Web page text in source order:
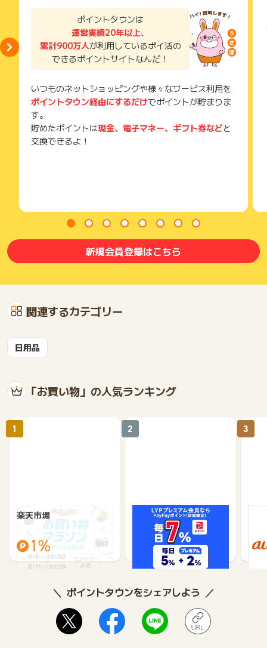
了などのメールは、ポイント獲得するまで必ず保管してくださ
獲得待ち・獲得失敗の状態でお問い合わせされる際に、該当の
メールを送っていただく場合がございます。
そのため、紛失・破棄された場合は対応いたしかねますので、
ご注意ください。
(※) SafariやChromeなどwebサイトを表示するアプリのこと
ポイントタウンは
運営実績20年以上、
累計900万人が利用しているポイ活の
できるポイントサイトなんだ！
いつものネットショッピングや様々なサービス利用を
ポイントタウン経由にするだけでポイントが貯まりま
す。
貯めたポイントは現金、電子マネー、ギフト券などと
交換できるよ！
新規会員登録はこちら
関連するカテゴリー
日用品
「お買い物」の人気ランキング
楽天市場
1%
1
Yahoo!ショッピング
1%
2 3
ポイントタウンをシェアしよう